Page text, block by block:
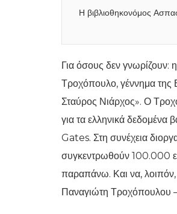
Η βιβλιοθηκονόμος
Για όσους δεν γνωρίζουν:
Τροχόπουλο, γέννημα της
Σταύρος Νιάρχος». Ο
για τα ελληνικά δεδομένα
Gates. Στη συνέχεια
συγκεντρωθούν 100.000
παραπάνω. Και να, λοιπόν,
Παναγιώτη Τροχόπουλου